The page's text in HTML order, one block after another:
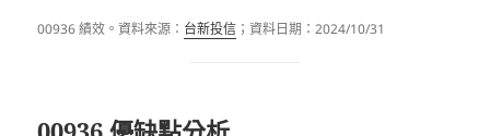
00936 績效。資料來源： 台新投信 ；資料日期：2024/10/31